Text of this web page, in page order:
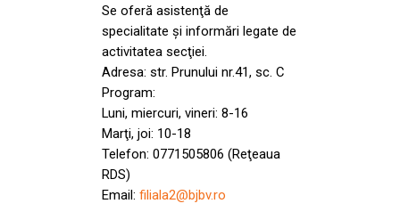
Se oferă asistenţă de
specialitate şi informări legate de
activitatea secţiei.
Adresa: str. Prunului nr.41, sc. C
Program:
Luni, miercuri, vineri: 8-16
Marţi, joi: 10-18
Telefon: 0771505806 (Reţeaua
RDS)
Email: filiala2@bjbv.ro